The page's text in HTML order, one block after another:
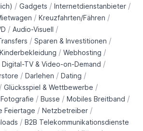
/ Gadgets / Internetdienstanbieter /
/ Kreuzfahrten/Fähren /
/ Audio-Visuell /
/ Sparen & Investitionen /
Kinderbekleidung / Webhosting /
Digital-TV & Video-on-Demand /
/ Darlehen / Dating /
/ Glücksspiel & Wettbewerbe /
Fotografie / Busse / Mobiles Breitband /
Feiertage / Netzbetreiber /
/ B2B Telekommunikationsdienste